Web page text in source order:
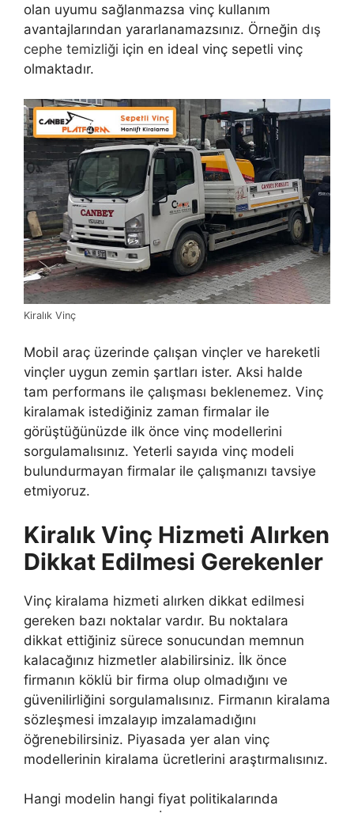
olan uyumu sağlanmazsa vinç kullanım
avantajlarından yararlanamazsınız. Örneğin dış
cephe temizliği için en ideal vinç sepetli vinç
olmaktadır.
Kiralık Vinç
Mobil araç üzerinde çalışan vinçler ve hareketli
vinçler uygun zemin şartları ister. Aksi halde
tam performans ile çalışması beklenemez. Vinç
kiralamak istediğiniz zaman firmalar ile
görüştüğünüzde ilk önce vinç modellerini
sorgulamalısınız. Yeterli sayıda vinç modeli
bulundurmayan firmalar ile çalışmanızı tavsiye
etmiyoruz.
Kiralık Vinç Hizmeti Alırken
Dikkat Edilmesi Gerekenler
Vinç kiralama hizmeti alırken dikkat edilmesi
gereken bazı noktalar vardır. Bu noktalara
dikkat ettiğiniz sürece sonucundan memnun
kalacağınız hizmetler alabilirsiniz. İlk önce
firmanın köklü bir firma olup olmadığını ve
güvenilirliğini sorgulamalısınız. Firmanın kiralama
sözleşmesi imzalayıp imzalamadığını
öğrenebilirsiniz. Piyasada yer alan vinç
modellerinin kiralama ücretlerini araştırmalısınız.
Hangi modelin hangi fiyat politikalarında